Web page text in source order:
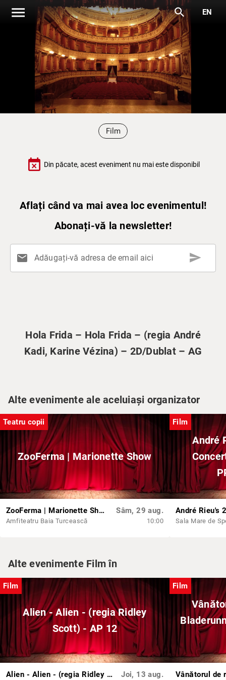
menu search EN
Film
event_busy Din păcate, acest eveniment nu mai este disponibil
Aflați când va mai avea loc evenimentul!
Abonați-vă la newsletter!
mail Adăugați-vă adresa de email aici send
Hola Frida – Hola Frida – (regia André
Kadi, Karine Vézina) – 2D/Dublat – AG
Alte evenimente ale aceluiași organizator
Teatru copii
ZooFerma | Marionette Show
ZooFerma | Marionette Show
Amfiteatru Baia Turcească
Sâm, 29 aug.
10:00
Film
André
Alte evenimente Film în
Film
Alien - Alien - (regia Ridley
Scott) - AP 12
Alien - Alien - (regia Ridley Scott) - AP 12 Joi, 13 aug.
Film